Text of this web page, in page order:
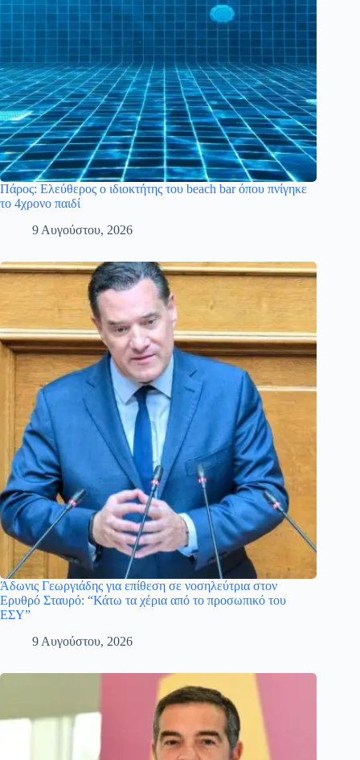
Πάρος: Ελεύθερος ο ιδιοκτήτης του beach bar όπου πνίγηκε
το 4χρονο παιδί
9 Αυγούστου, 2026
Άδωνις Γεωργιάδης για επίθεση σε νοσηλεύτρια στον
Ερυθρό Σταυρό: “Κάτω τα χέρια από το προσωπικό του
ΕΣΥ”
9 Αυγούστου, 2026